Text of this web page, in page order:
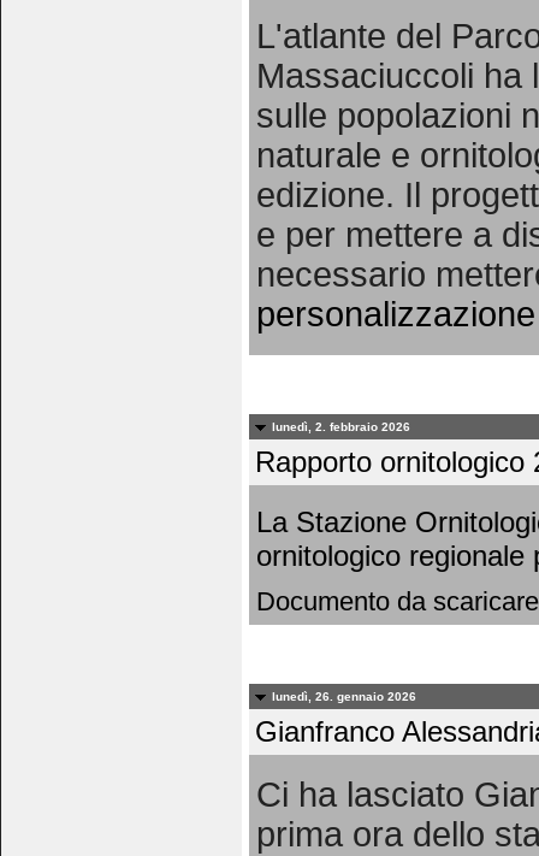
L'atlante del
Massaciuccoli ha
sulle popolazioni
naturale e
edizione. Il
e per mettere a
necessario
lunedì, 2. febbraio 2026
Rapporto ornitologico
La Stazione
ornitologico regionale
Documento da
lunedì, 26. gennaio 2026
Gianfranco
Ci ha lasciato
prima ora dello